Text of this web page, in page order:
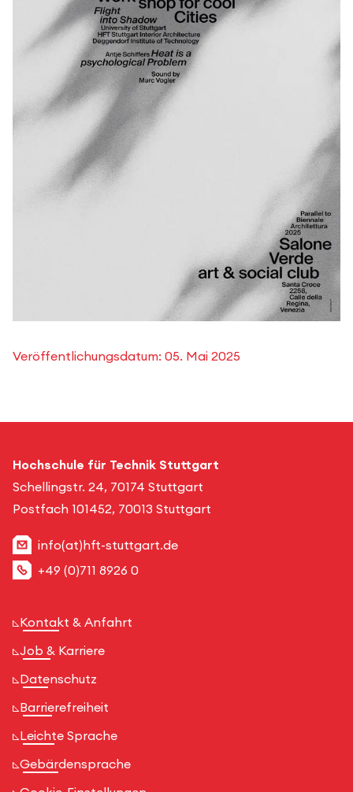
Veröffentlichungsdatum: 05. Mai 2025
Hochschule für Technik Stuttgart
Schellingstr. 24, 70174 Stuttgart
Postfach 101452, 70013 Stuttgart
info(at)hft-stuttgart.de
+49 (0)711 8926 0
Kontakt & Anfahrt
Job & Karriere
Datenschutz
Barrierefreiheit
Leichte Sprache
Gebärdensprache